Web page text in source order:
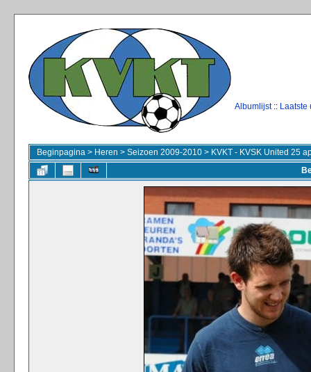
Albumlijst:: Laatste
Beginpagina > Heren > Seizoen 2009-2010 > KVKT - KVSK United 25